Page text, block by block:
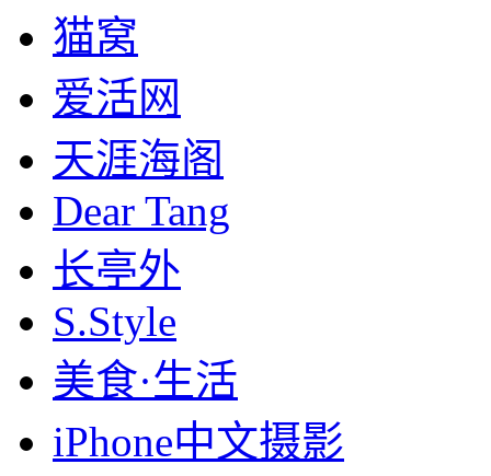
猫窝
爱活网
天涯海阁
Dear Tang
长亭外
S.Style
美食·生活
iPhone中文摄影